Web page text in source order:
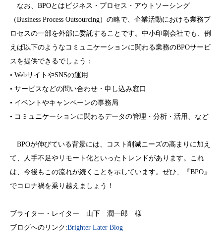
なお、BPOとはビジネス・プロセス・アウトソーシング
（Business Process Outsourcing）の略で、企業活動における業務プ
ロセスの一部を外部に委託することです。中小印刷会社でも、例
えば以下のようなコミュニケーションに関わる業務のBPOサービ
スを提供できるでしょう：
• WebサイトやSNSの運用
• サービスなどの問い合わせ・申し込み窓口
• イベントやキャンペーンの事務局
• コミュニケーションに関わるデータの管理・分析・活用、など
BPOが伸びている背景には、コスト削減ニーズの高まりに加え
て、人手不足やリモート化といったトレンドがあります。これ
は、今後もこの流れが続くことを示しています。ぜひ、『BPO』
でコロナ禍を乗り越えましょう！
ブライター・レイター 山下 潤一郎 様
ブログへのリンク:Brighter Later Blog